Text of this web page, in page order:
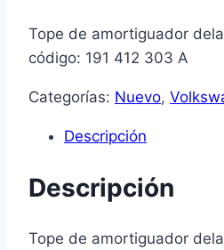
Tope de amortiguador
código: 191 412 303 A
Categorías: Nuevo,
Descripción
Descripción
Tope de amortiguador